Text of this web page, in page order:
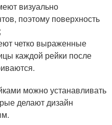
визуально
поэтому поверхность
четко выраженные
каждой рейки после
можно устанавливать
делают дизайн